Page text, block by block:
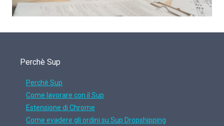
Perchè Sup
Perchè Sup
Come lavorare con il Sup
Estensione di Chrome
Come evadere gli ordini su Sup Dropshipping